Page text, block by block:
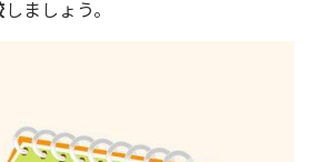
しましょう。